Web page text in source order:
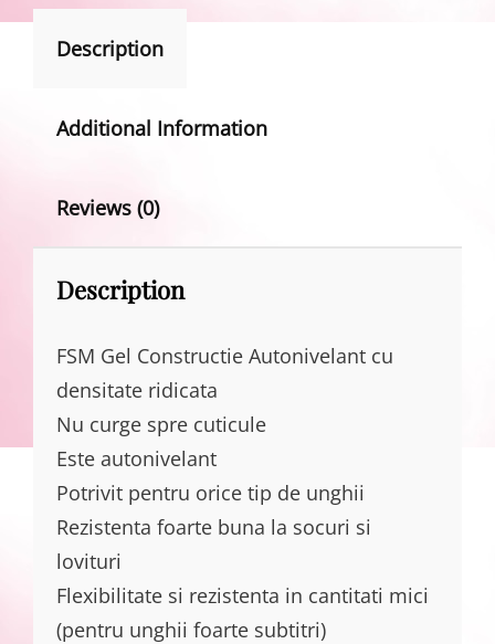
Description
Additional Information
Reviews (0)
Description
FSM Gel Constructie Autonivelant cu
densitate ridicata
Nu curge spre cuticule
Este autonivelant
Potrivit pentru orice tip de unghii
Rezistenta foarte buna la socuri si
lovituri
Flexibilitate si rezistenta in cantitati mici
(pentru unghii foarte subtitri)